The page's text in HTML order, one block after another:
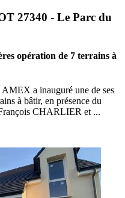
27340 - Le Parc du
opération de 7 terrains à
a inauguré une de ses
à bâtir, en présence du
CHARLIER et ...